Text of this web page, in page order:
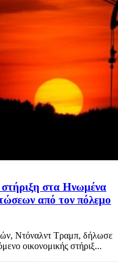
στα Ηνωμένα
από τον πόλεμο
Ντόναλντ Τραμπ, δήλωσε
οικονομικής στήριξ...